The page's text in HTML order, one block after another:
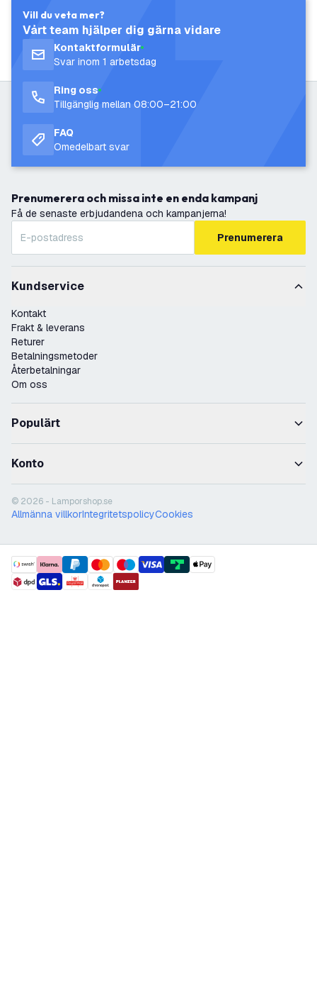
Vill du veta mer?
Vårt team hjälper dig gärna vidare
Kontaktformulär
Svar inom 1 arbetsdag
Ring oss
Tillgänglig mellan 08:00–21:00
FAQ
Omedelbart svar
Prenumerera och missa inte en enda kampanj
Få de senaste erbjudandena och kampanjerna!
Prenumerera
Kundservice
Kontakt
Frakt & leverans
Returer
Betalningsmetoder
Återbetalningar
Om oss
Populärt
Konto
© 2026 - Lamporshop.se
Allmänna villkorIntegritetspolicyCookies
payment methods
shipment methods